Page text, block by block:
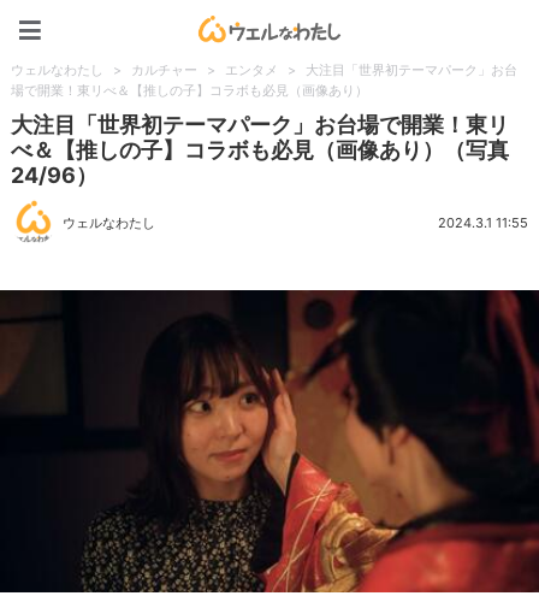
ウェルなわたし > カルチャー > エンタメ >
大注目「世界初テーマパーク」お台
場で開業！東リべ＆【推しの子】コラボも必見（画像あり）
大注目「世界初テーマパーク」お台場で開業！東リ
べ＆【推しの子】コラボも必見（画像あり）（写真
24/96）
ウェルなわたし 2024.3.1 11:55